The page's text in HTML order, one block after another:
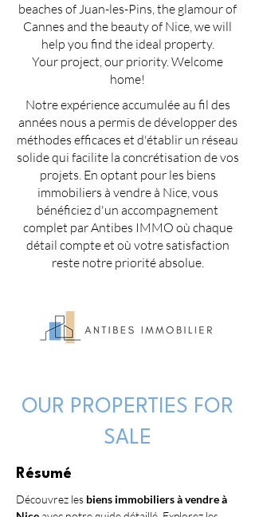
beaches of Juan-les-Pins, the glamour of
Cannes and the beauty of Nice, we will
help you find the ideal property.
Your project, our priority. Welcome
home!
Notre expérience accumulée au fil des
années nous a permis de développer des
méthodes efficaces et d'établir un réseau
solide qui facilite la concrétisation de vos
projets. En optant pour les biens
immobiliers à vendre à Nice, vous
bénéficiez d'un accompagnement
complet par Antibes IMMO où chaque
détail compte et où votre satisfaction
reste notre priorité absolue.
OUR PROPERTIES FOR
SALE
Résumé
Découvrez les biens immobiliers à vendre à